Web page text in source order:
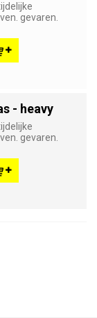
gevaren.
- heavy
gevaren.